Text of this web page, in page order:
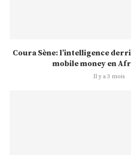
Coura Sène: l’intelligence
mobile money en
Il y a 3 mois